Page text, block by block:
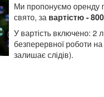
Ми пропонуємо оренду
свято, за вартістю -
У вартість включено: 2
безперервної роботи
залишає слідів).